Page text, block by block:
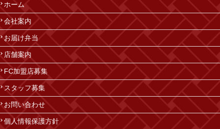
ホーム
会社案内
お届け弁当
店舗案内
FC加盟店募集
スタッフ募集
お問い合わせ
個人情報保護方針